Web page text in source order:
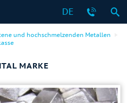
DE
und hochschmelzenden Metallen
MARKE